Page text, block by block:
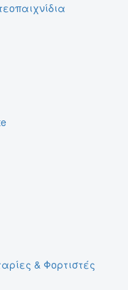
& Φορτιστές